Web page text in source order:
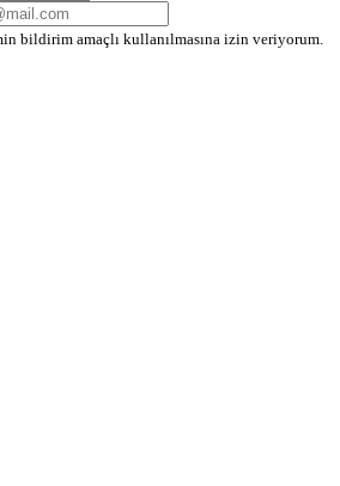
bildirim amaçlı kullanılmasına izin veriyorum.